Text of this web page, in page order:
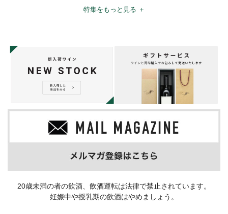
特集をもっと見る ＋
20歳未満の者の飲酒、飲酒運転は法律で禁止されています。
妊娠中や授乳期の飲酒はやめましょう。